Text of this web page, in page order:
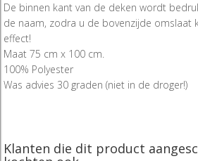
De binnen kant van de deken wordt
de naam, zodra u de bovenzijde omslaat
effect!
Maat 75 cm x 100 cm.
100% Polyester
Was advies 30 graden (niet in de droger!)
Klanten die dit product